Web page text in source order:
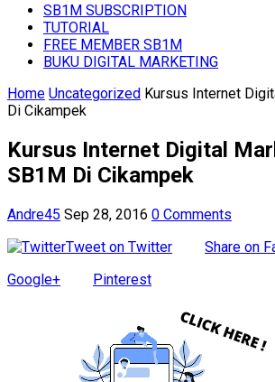
SB1M SUBSCRIPTION
TUTORIAL
FREE MEMBER SB1M
BUKU DIGITAL MARKETING
Home Uncategorized Kursus Internet
Di Cikampek
Kursus Internet Digital
SB1M Di Cikampek
Andre45 Sep 28, 2016 0 Comments
Tweet on Twitter
Share on
Google+
Pinterest